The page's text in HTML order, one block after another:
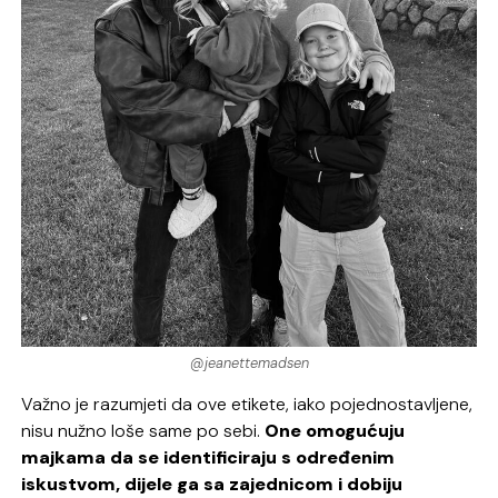
@jeanettemadsen
Važno je razumjeti da ove etikete, iako pojednostavljene,
nisu nužno loše same po sebi. One omogućuju
majkama da se identificiraju s određenim
iskustvom, dijele ga sa zajednicom i dobiju